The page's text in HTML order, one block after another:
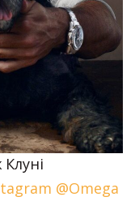
@Omega